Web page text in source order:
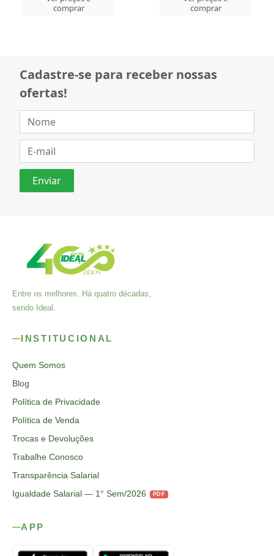
comprar
comprar
Cadastre-se para receber nossas
ofertas!
Entre os melhores. Há quatro décadas,
sendo Ideal.
INSTITUCIONAL
Quem Somos
Blog
Política de Privacidade
Política de Venda
Trocas e Devoluções
Trabalhe Conosco
Transparência Salarial
Igualdade Salarial — 1° Sem/2026
PDF
APP